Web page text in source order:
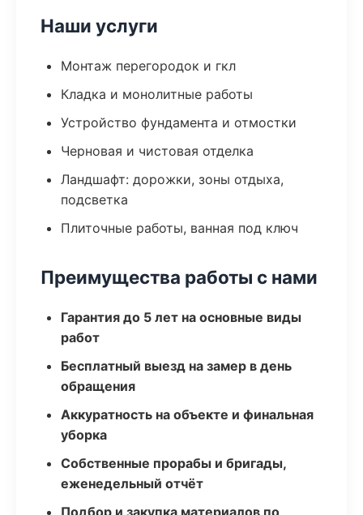
Наши услуги
Монтаж перегородок и гкл
Кладка и монолитные работы
Устройство фундамента и отмостки
Черновая и чистовая отделка
Ландшафт: дорожки, зоны отдыха,
подсветка
Плиточные работы, ванная под ключ
Преимущества работы с нами
Гарантия до 5 лет на основные виды
работ
Бесплатный выезд на замер в день
обращения
Аккуратность на объекте и финальная
уборка
Собственные прорабы и бригады,
еженедельный отчёт
Подбор и закупка материалов по